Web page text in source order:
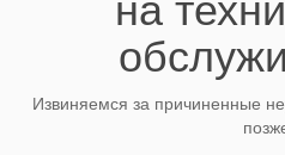
на
Извиняемся за причиненные